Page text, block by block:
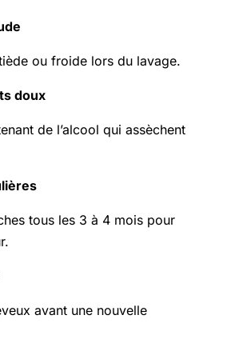
ou froide lors du lavage.
doux
de l’alcool qui assèchent
tous les 3 à 4 mois pour
avant une nouvelle